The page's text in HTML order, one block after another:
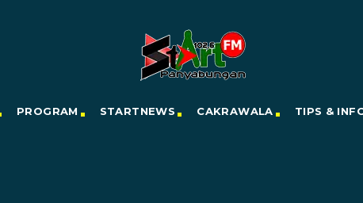
PROGRAM STARTNEWS CAKRAWALA TIPS &